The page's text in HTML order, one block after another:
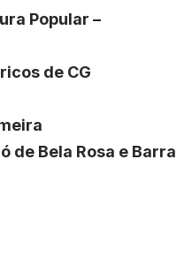
Popular –
de CG
de Bela Rosa e Barra